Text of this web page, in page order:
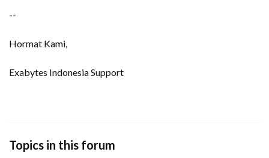
--
Hormat Kami,
Exabytes Indonesia Support
Topics in this forum